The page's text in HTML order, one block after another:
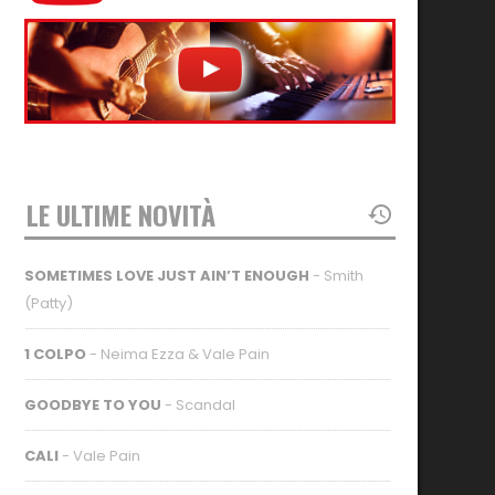
LE ULTIME NOVITÀ
SOMETIMES LOVE JUST AIN’T ENOUGH - Smith
(Patty)
1 COLPO - Neima Ezza & Vale Pain
GOODBYE TO YOU - Scandal
CALI - Vale Pain